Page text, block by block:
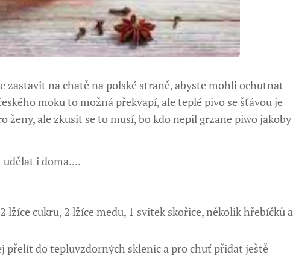
zastavit na chatě na polské straně, abyste mohli ochutnat
moku to možná překvapí, ale teplé pivo se šťávou je
ženy, ale zkusit se to musí, bo kdo nepil grzane piwo jakoby
i doma....
lžíce cukru, 2 lžíce medu, 1 svitek skořice, několik hřebíčků a
přelít do tepluvzdorných sklenic a pro chuť přidat ještě